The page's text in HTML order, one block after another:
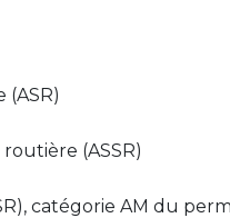
(ASSR)
catégorie AM du